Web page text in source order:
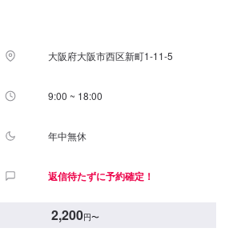
大阪府大阪市西区新町1-11-5
9:00 ~ 18:00
年中無休
返信待たずに予約確定！
2,200円〜